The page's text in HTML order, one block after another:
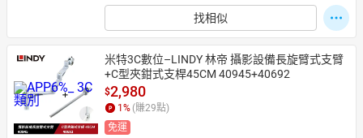
找相似
米特3C數位–LINDY 林帝 攝影設備長旋臂式支臂
+C型夾鉗式支桿45CM 40945+40692
$2,980
1 % (賺29點)
免運